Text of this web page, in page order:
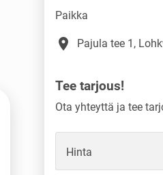
Paikka
place Pajula tee 1,
Tee tarjous!
Ota yhteyttä ja tee
Hinta